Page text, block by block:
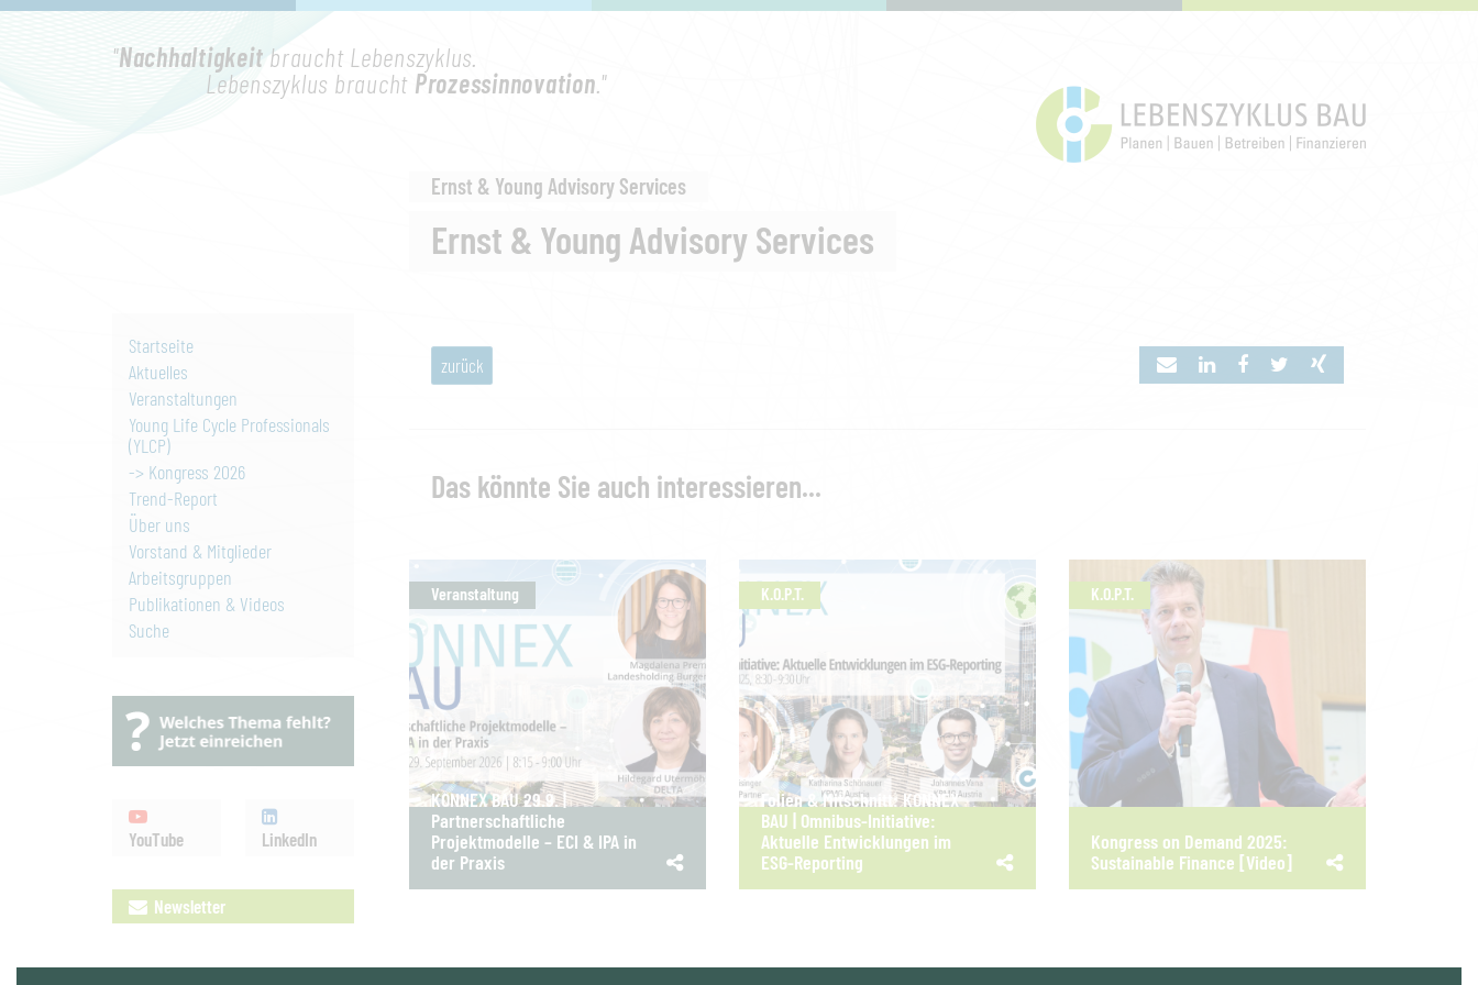
"Nachhaltigkeit braucht Lebenszyklus.
Lebenszyklus braucht Prozessinnovation."
Startseite
Aktuelles
Veranstaltungen
Young Life Cycle Professionals
(YLCP)
-> Kongress 2026
Trend-Report
Über uns
Vorstand & Mitglieder
Arbeitsgruppen
Publikationen & Videos
Suche
YouTube LinkedIn
Newsletter
Ernst & Young Advisory Services
Ernst & Young Advisory Services
zurück
Das könnte Sie auch interessieren...
Veranstaltung
KONNEX BAU 29.9. |
Partnerschaftliche
Projektmodelle – ECI & IPA in
der Praxis
K.O.P.T.
Folien & Mitschnitt: KONNEX
BAU | Omnibus-Initiative:
Aktuelle Entwicklungen im
ESG-Reporting
K.O.P.T.
Kongress on Demand 2025:
Sustainable Finance [Video]